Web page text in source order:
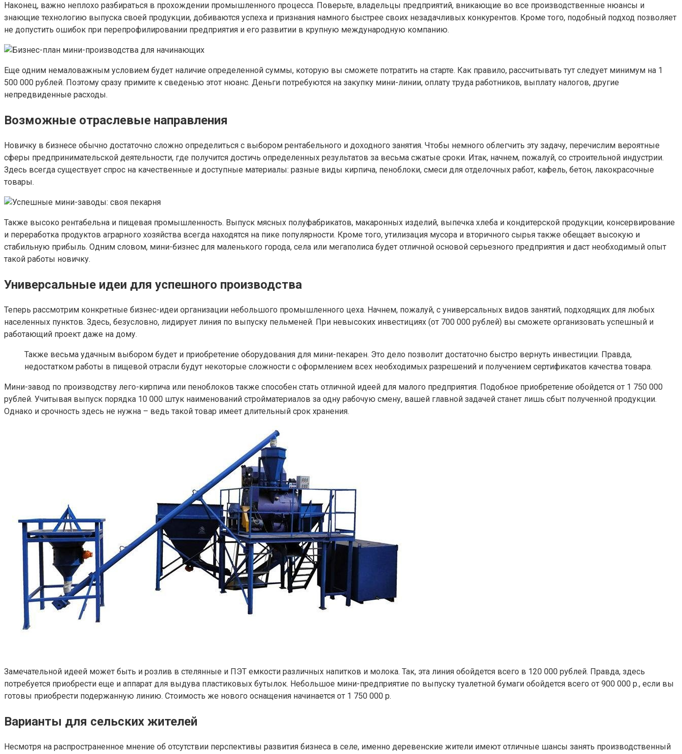
Наконец, важно неплохо разбираться в прохождении промышленного процесса. Поверьте, владельцы предприятий, вникающие во все производственные нюансы и
знающие технологию выпуска своей продукции, добиваются успеха и признания намного быстрее своих незадачливых конкурентов. Кроме того, подобный подход позволяет
не допустить ошибок при перепрофилировании предприятия и его развитии в крупную международную компанию.
Еще одним немаловажным условием будет наличие определенной суммы, которую вы сможете потратить на старте. Как правило, рассчитывать тут следует минимум на 1
500 000 рублей. Поэтому сразу примите к сведенью этот нюанс. Деньги потребуются на закупку мини-линии, оплату труда работников, выплату налогов, другие
непредвиденные расходы.
Возможные отраслевые направления
Новичку в бизнесе обычно достаточно сложно определиться с выбором рентабельного и доходного занятия. Чтобы немного облегчить эту задачу, перечислим вероятные
сферы предпринимательской деятельности, где получится достичь определенных результатов за весьма сжатые сроки. Итак, начнем, пожалуй, со строительной индустрии.
Здесь всегда существует спрос на качественные и доступные материалы: разные виды кирпича, пеноблоки, смеси для отделочных работ, кафель, бетон, лакокрасочные
товары.
Также высоко рентабельна и пищевая промышленность. Выпуск мясных полуфабрикатов, макаронных изделий, выпечка хлеба и кондитерской продукции, консервирование
и переработка продуктов аграрного хозяйства всегда находятся на пике популярности. Кроме того, утилизация мусора и вторичного сырья также обещает высокую и
стабильную прибыль. Одним словом, мини-бизнес для маленького города, села или мегаполиса будет отличной основой серьезного предприятия и даст необходимый опыт
такой работы новичку.
Универсальные идеи для успешного производства
Теперь рассмотрим конкретные бизнес-идеи организации небольшого промышленного цеха. Начнем, пожалуй, с универсальных видов занятий, подходящих для любых
населенных пунктов. Здесь, безусловно, лидирует линия по выпуску пельменей. При невысоких инвестициях (от 700 000 рублей) вы сможете организовать успешный и
работающий проект даже на дому.
Также весьма удачным выбором будет и приобретение оборудования для мини-пекарен. Это дело позволит достаточно быстро вернуть инвестиции. Правда,
недостатком работы в пищевой отрасли будут некоторые сложности с оформлением всех необходимых разрешений и получением сертификатов качества товара.
Мини-завод по производству лего-кирпича или пеноблоков также способен стать отличной идеей для малого предприятия. Подобное приобретение обойдется от 1 750 000
рублей. Учитывая выпуск порядка 10 000 штук наименований стройматериалов за одну рабочую смену, вашей главной задачей станет лишь сбыт полученной продукции.
Однако и срочность здесь не нужна – ведь такой товар имеет длительный срок хранения.
Замечательной идеей может быть и розлив в стелянные и ПЭТ емкости различных напитков и молока. Так, эта линия обойдется всего в 120 000 рублей. Правда, здесь
потребуется приобрести еще и аппарат для выдува пластиковых бутылок. Небольшое мини-предприятие по выпуску туалетной бумаги обойдется всего от 900 000 р., если вы
готовы приобрести подержанную линию. Стоимость же нового оснащения начинается от 1 750 000 р.
Варианты для сельских жителей
Несмотря на распространенное мнение об отсутствии перспективы развития бизнеса в селе, именно деревенские жители имеют отличные шансы занять производственный